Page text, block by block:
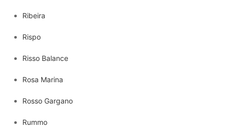
Ribeira
Rispo
Risso Balance
Rosa Marina
Rosso Gargano
Rummo